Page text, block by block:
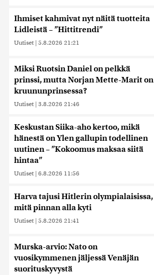
Ihmiset kahmivat nyt näitä tuotteita
Lidleistä – ”Hittitrendi”
Uutiset | 5.8.2026 21:21
Miksi Ruotsin Daniel on pelkkä
prinssi, mutta Norjan Mette-Marit on
kruununprinsessa?
Uutiset | 3.8.2026 21:46
Keskustan Siika-aho kertoo, mikä
hänestä on Ylen gallupin todellinen
uutinen – ”Kokoomus maksaa siitä
hintaa”
Uutiset | 6.8.2026 11:56
Harva tajusi Hitlerin olympialaisissa,
mitä pinnan alla kyti
Uutiset | 5.8.2026 21:41
Murska-arvio: Nato on
vuosikymmenen jäljessä Venäjän
suorituskyvystä